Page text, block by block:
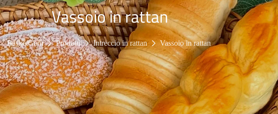
Vassoio in rattan
BasketGem Prodotti Intreccio in rattan Vassoio in rattan